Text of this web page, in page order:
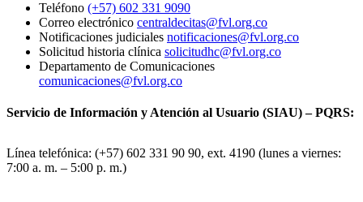
Teléfono (+57) 602 331 9090
Correo electrónico centraldecitas@fvl.org.co
Notificaciones judiciales notificaciones@fvl.org.co
Solicitud historia clínica solicitudhc@fvl.org.co
Departamento de Comunicaciones
comunicaciones@fvl.org.co
Servicio de Información y Atención al Usuario (SIAU) – PQRS:
Línea telefónica: (+57) 602 331 90 90, ext. 4190 (lunes a viernes:
7:00 a. m. – 5:00 p. m.)